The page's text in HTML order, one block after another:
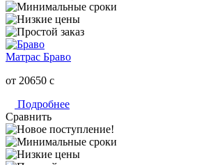
Матрас Браво
от 20650 c
Подробнее
Сравнить